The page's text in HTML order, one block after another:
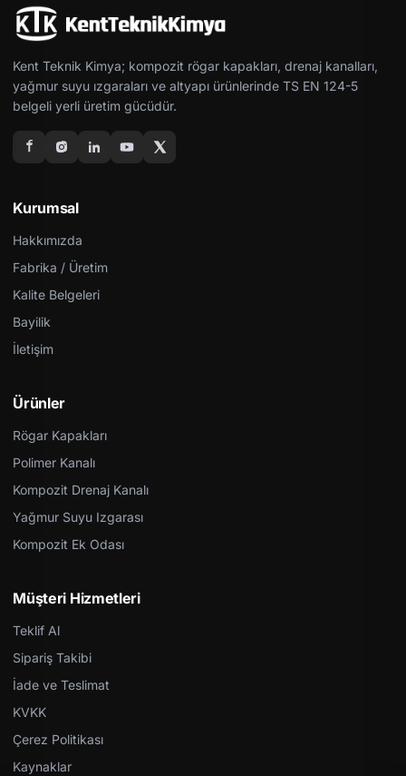
Kent Teknik Kimya; kompozit rögar kapakları, drenaj kanalları,
yağmur suyu ızgaraları ve altyapı ürünlerinde TS EN 124-5
belgeli yerli üretim gücüdür.
Kurumsal
Hakkımızda
Fabrika / Üretim
Kalite Belgeleri
Bayilik
İletişim
Ürünler
Rögar Kapakları
Polimer Kanalı
Kompozit Drenaj Kanalı
Yağmur Suyu Izgarası
Kompozit Ek Odası
Müşteri Hizmetleri
Teklif Al
Sipariş Takibi
İade ve Teslimat
KVKK
Çerez Politikası
Kaynaklar